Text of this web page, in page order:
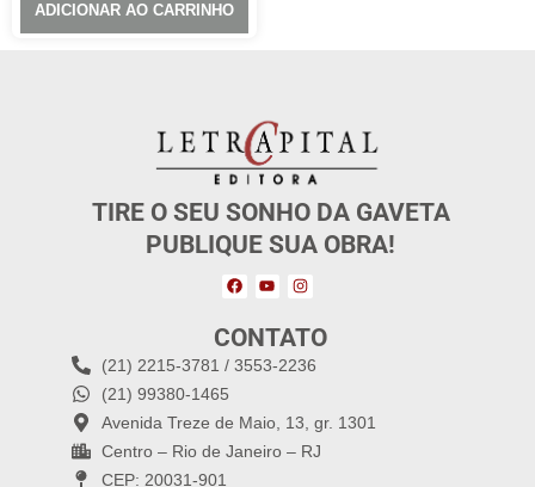
ADICIONAR AO CARRINHO
TIRE O SEU SONHO DA GAVETA
PUBLIQUE SUA OBRA!
CONTATO
(21) 2215-3781 / 3553-2236
(21) 99380-1465
Avenida Treze de Maio, 13, gr. 1301
Centro – Rio de Janeiro – RJ
CEP: 20031-901